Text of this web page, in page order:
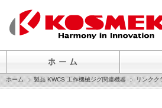
ホーム 製品 KWCS 工作機械ジグ関連機器 リンクク